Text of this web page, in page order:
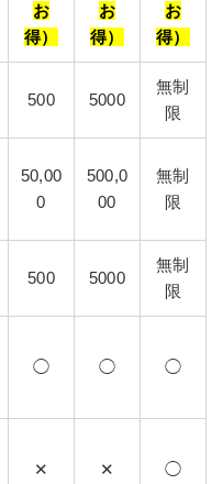
お
得）
お
得）
お
得）
500 5000
無制
限
50,00
0
500,0
00
無制
限
500 5000
無制
限
◯ ◯ ◯
✕ ✕ ◯